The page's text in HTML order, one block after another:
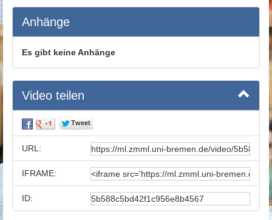
Anhänge
Es gibt keine Anhänge
Video teilen
URL:
IFRAME:
ID: